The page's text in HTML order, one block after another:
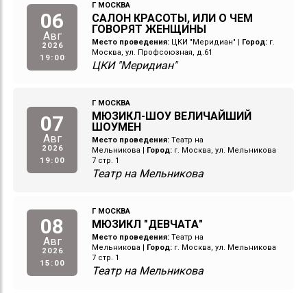
06
Авг
2026
19:00
Г МОСКВА
САЛОН КРАСОТЫ, ИЛИ О ЧЕМ
ГОВОРЯТ ЖЕНЩИНЫ
Место проведения: ЦКИ "Меридиан" Город: г.
Москва, ул. Профсоюзная, д.61
ЦКИ "Меридиан"
07
Авг
2026
19:00
Г МОСКВА
МЮЗИКЛ-ШОУ ВЕЛИЧАЙШИЙ
ШОУМЕН
Место проведения: Театр на
Мельникова
Город: г. Москва, ул. Мельникова
7 стр. 1
Театр на Мельникова
08
Авг
2026
15:00
Г МОСКВА
МЮЗИКЛ "ДЕВЧАТА"
Место проведения: Театр на
Мельникова
Город: г. Москва, ул. Мельникова
7 стр. 1
Театр на Мельникова